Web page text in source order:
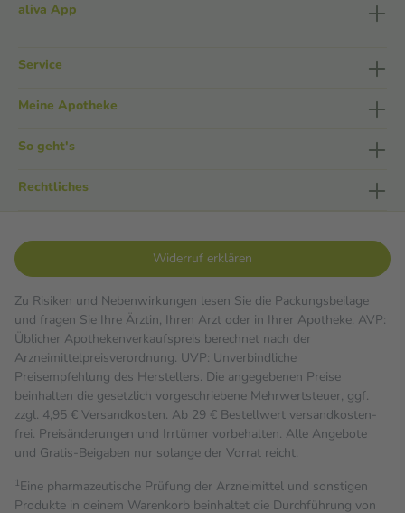
aliva App
Service
Meine Apotheke
So geht's
Rechtliches
Widerruf erklären
Zu Risiken und Nebenwirkungen lesen Sie die Packungsbeilage
und fragen Sie Ihre Ärztin, Ihren Arzt oder in Ihrer Apotheke. AVP:
Üblicher Apothekenverkaufspreis berechnet nach der
Arzneimittelpreisverordnung. UVP: Unverbindliche
Preisempfehlung des Herstellers. Die angegebenen Preise
beinhalten die gesetzlich vorgeschriebene Mehrwertsteuer, ggf.
zzgl. 4,95 € Versandkosten. Ab 29 € Bestell­wert versand­kosten­
frei. Preisänderungen und Irrtümer vorbehalten. Alle Angebote
und Gratis-Beigaben nur solange der Vorrat reicht.
1Eine pharmazeutische Prüfung der Arzneimittel und sonstigen
Produkte in deinem Warenkorb beinhaltet die Durchführung von